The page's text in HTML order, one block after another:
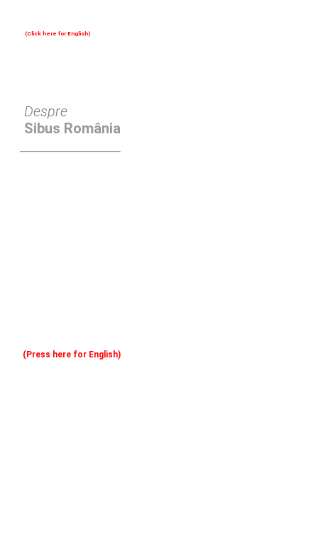
(Click here for English)
Despre
Sibus România
(Press here for English)